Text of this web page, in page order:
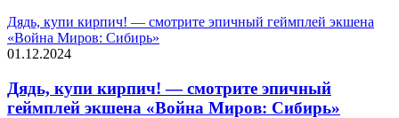
Дядь, купи кирпич! — смотрите эпичный геймплей экшена
«Война Миров: Сибирь»
01.12.2024
Дядь, купи кирпич! — смотрите эпичный
геймплей экшена «Война Миров: Сибирь»